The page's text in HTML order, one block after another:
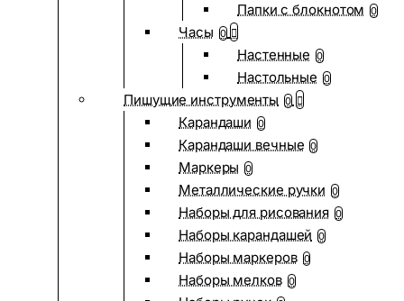
Папки с блокнотом 0
Часы 0
Настенные 0
Настольные 0
Пишущие инструменты 0
Карандаши 0
Карандаши вечные 0
Маркеры 0
Металлические ручки 0
Наборы для рисования 0
Наборы карандашей 0
Наборы маркеров 0
Наборы мелков 0